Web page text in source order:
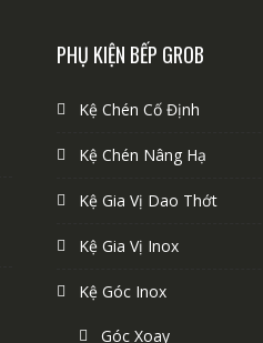
PHỤ KIỆN BẾP GROB
Kệ Chén Cố Định
Kệ Chén Nâng Hạ
Kệ Gia Vị Dao Thớt
Kệ Gia Vị Inox
Kệ Góc Inox
Góc Xoay